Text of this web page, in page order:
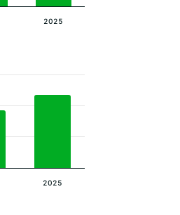
2025
2025